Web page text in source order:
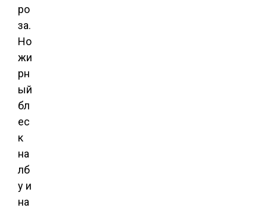
ро
за.
Но
жи
рн
ый
бл
ес
к
на
лб
у и
на